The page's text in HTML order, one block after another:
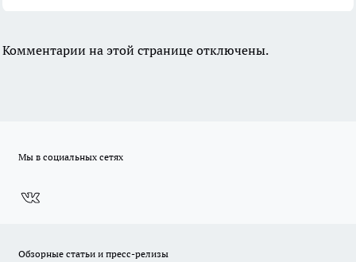
Комментарии на этой странице отключены.
Мы в социальных сетях
Обзорные статьи и пресс-релизы